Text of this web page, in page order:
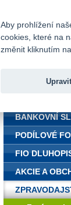
BANKOVNÍ
PODÍLOVÉ
FIO
AKCIE A
Aby prohlížení
cookies, které na
změnit kliknutím